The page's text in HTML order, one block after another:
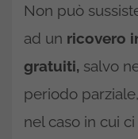
Non può
ad un ricovero
gratuiti, salvo
periodo
nel caso in cui